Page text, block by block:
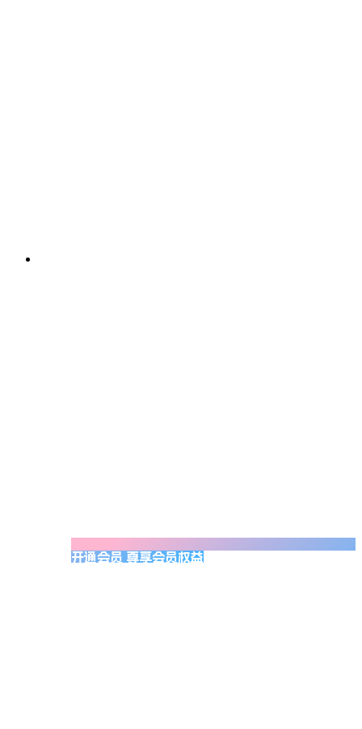
开通会员 尊享会员权益